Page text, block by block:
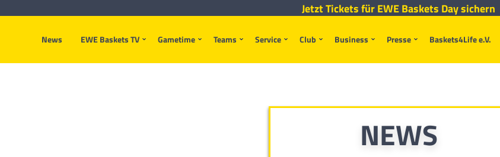
News EWE Baskets TV Gametime Teams Service Club Business Presse Baskets4Life e.V.
Jetzt Tickets für EWE Baskets Day sichern
NEWS